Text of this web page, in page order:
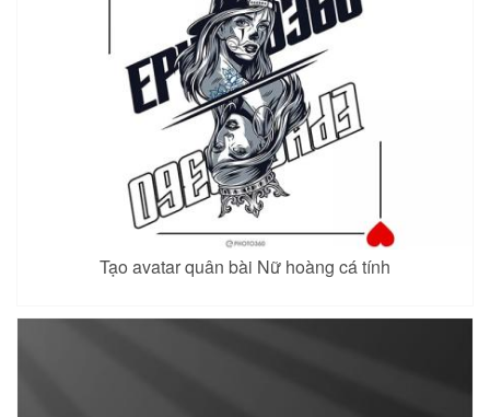
Tạo avatar quân bài Nữ hoàng cá tính